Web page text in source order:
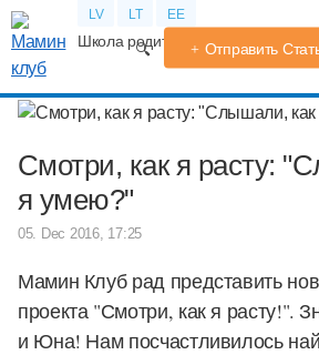
LV LT EE
Школа родителей Календарь
Отправить
Смотри, как я расту:
я умею?"
05. Dec 2016, 17:25
Мамин Клуб рад представить
проекта "Смотри, как я расту!".
и Юна! Нам посчастливилось